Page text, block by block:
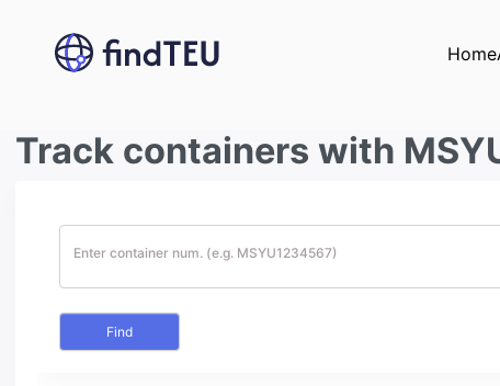
Home
Track containers with
Enter container num. (e.g. MSYU1234567)
Find